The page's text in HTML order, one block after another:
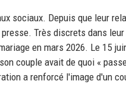
sociaux. Depuis que leur
Très discrets dans
en mars 2026. Le 15
couple avait de quoi «
a renforcé l'image d'un